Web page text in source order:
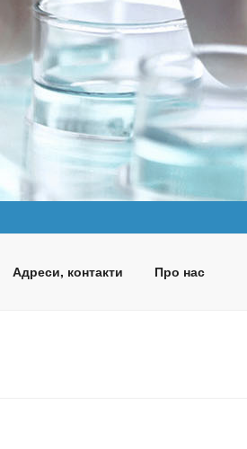
Адреси, контакти Про нас